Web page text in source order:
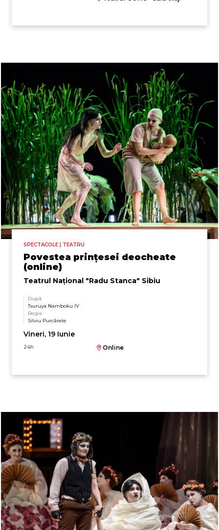
SPECTACOLE | TEATRU
Povestea prințesei deocheate
(online)
Teatrul Naţional "Radu Stanca" Sibiu
După
Tsuruya Namboku IV
Regia
Silviu Purcărete
Vineri, 19 Iunie
24h Online